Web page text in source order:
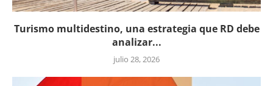
Turismo multidestino, una estrategia que RD debe
analizar...
julio 28, 2026